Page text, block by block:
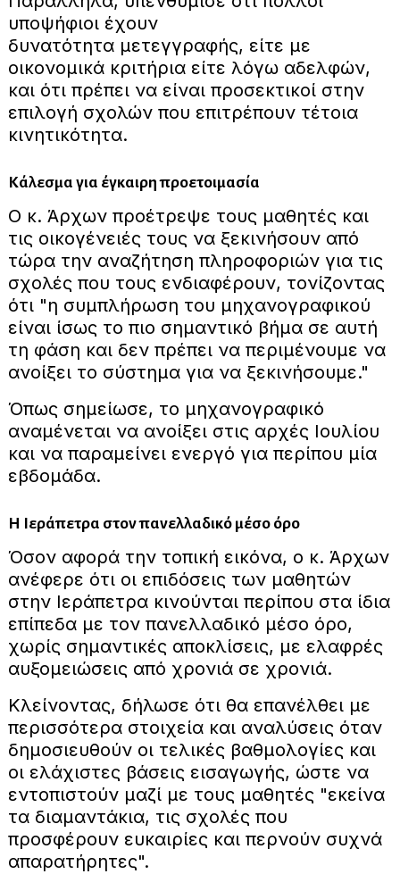
υποψήφιοι έχουν
δυνατότητα μετεγγραφής, είτε με
οικονομικά κριτήρια είτε λόγω αδελφών,
και ότι πρέπει να είναι προσεκτικοί στην
επιλογή σχολών που επιτρέπουν τέτοια
κινητικότητα.
Κάλεσμα για έγκαιρη προετοιμασία
Ο κ. Άρχων προέτρεψε τους μαθητές και
τις οικογένειές τους να ξεκινήσουν από
τώρα την αναζήτηση πληροφοριών για τις
σχολές που τους ενδιαφέρουν, τονίζοντας
ότι "η συμπλήρωση του μηχανογραφικού
είναι ίσως το πιο σημαντικό βήμα σε αυτή
τη φάση και δεν πρέπει να περιμένουμε να
ανοίξει το σύστημα για να ξεκινήσουμε."
Όπως σημείωσε, το μηχανογραφικό
αναμένεται να ανοίξει στις αρχές Ιουλίου
και να παραμείνει ενεργό για περίπου μία
εβδομάδα.
Η Ιεράπετρα στον πανελλαδικό μέσο όρο
Όσον αφορά την τοπική εικόνα, ο κ. Άρχων
ανέφερε ότι οι επιδόσεις των μαθητών
στην Ιεράπετρα κινούνται περίπου στα ίδια
επίπεδα με τον πανελλαδικό μέσο όρο,
χωρίς σημαντικές αποκλίσεις, με ελαφρές
αυξομειώσεις από χρονιά σε χρονιά.
Κλείνοντας, δήλωσε ότι θα επανέλθει με
περισσότερα στοιχεία και αναλύσεις όταν
δημοσιευθούν οι τελικές βαθμολογίες και
οι ελάχιστες βάσεις εισαγωγής, ώστε να
εντοπιστούν μαζί με τους μαθητές "εκείνα
τα διαμαντάκια, τις σχολές που
προσφέρουν ευκαιρίες και περνούν συχνά
απαρατήρητες".